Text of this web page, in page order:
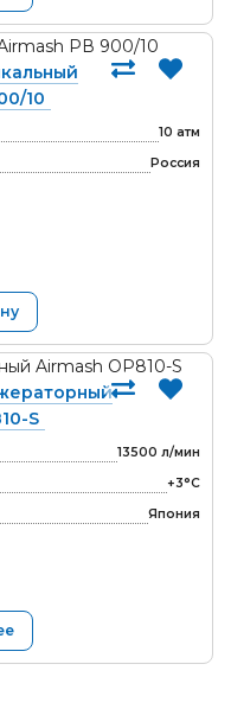
при условии: если
не истек.
вы можете выбрать
обменять
свяжитесь с
236 или
с кратким
10
10 атм
Россия
S
13500 л/мин
+3°С
Япония